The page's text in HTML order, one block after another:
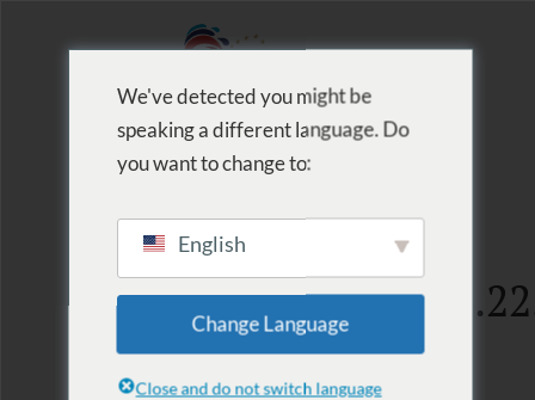
2021.10.11.-
Bérletvásárlási
We've detected you might be
speaking a different language. Do
you want to change to:
English
Change Language
Close and do not switch language